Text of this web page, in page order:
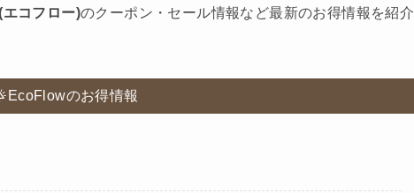
コフロー)のクーポン・セール情報など最新のお得情報を紹介
EcoFlowのお得情報